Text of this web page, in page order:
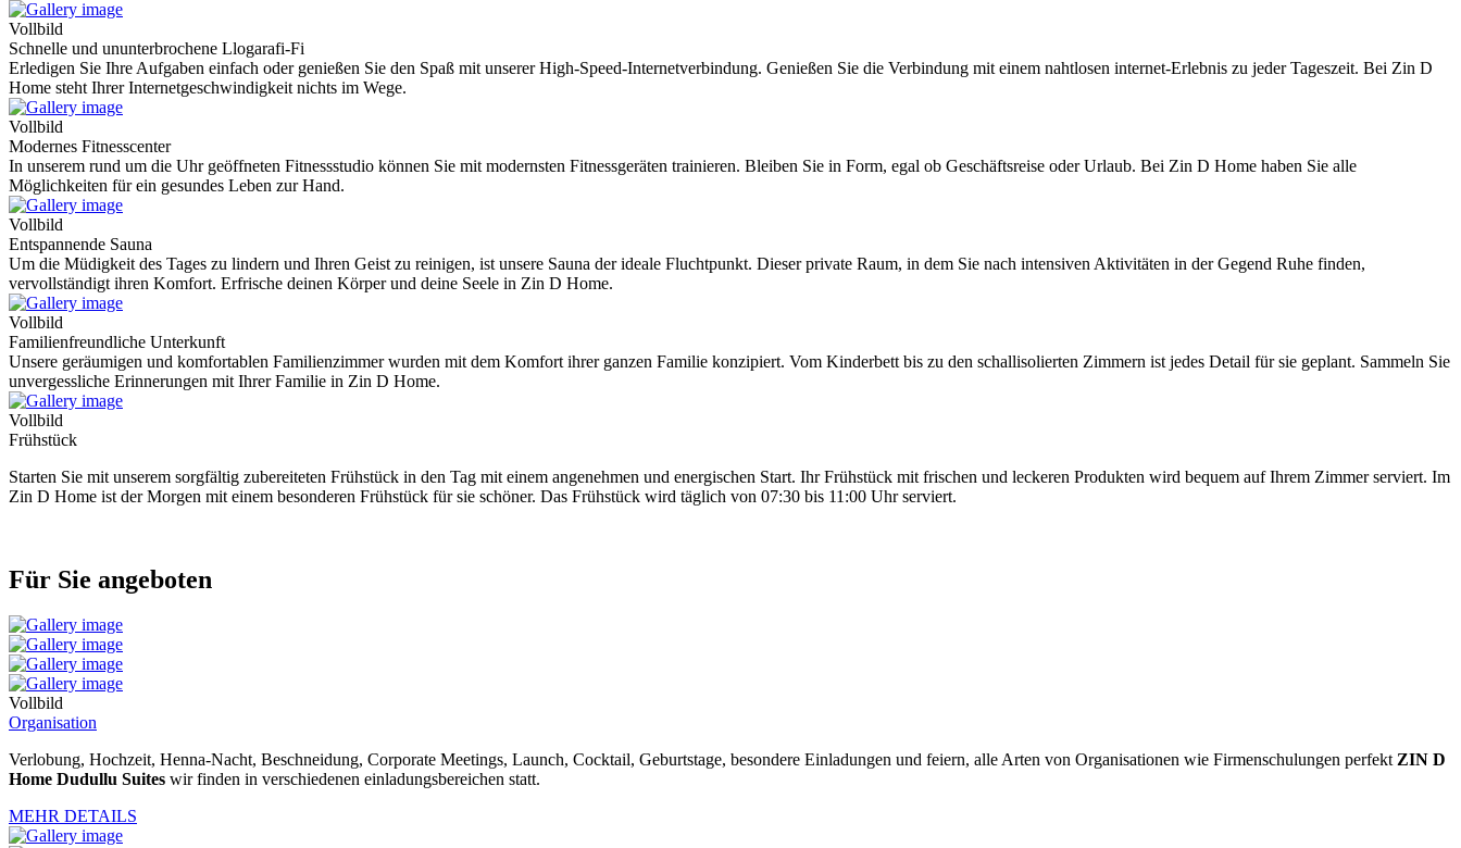
Vollbild
Schnelle und ununterbrochene Llogarafi-Fi
Erledigen Sie Ihre Aufgaben einfach oder genießen Sie den Spaß mit unserer High-Speed-Internetverbindung. Genießen Sie die Verbindung mit einem nahtlosen internet-Erlebnis zu jeder Tageszeit. Bei Zin D
Home steht Ihrer Internetgeschwindigkeit nichts im Wege.
Vollbild
Modernes Fitnesscenter
In unserem rund um die Uhr geöffneten Fitnessstudio können Sie mit modernsten Fitnessgeräten trainieren. Bleiben Sie in Form, egal ob Geschäftsreise oder Urlaub. Bei Zin D Home haben Sie alle
Möglichkeiten für ein gesundes Leben zur Hand.
Vollbild
Entspannende Sauna
Um die Müdigkeit des Tages zu lindern und Ihren Geist zu reinigen, ist unsere Sauna der ideale Fluchtpunkt. Dieser private Raum, in dem Sie nach intensiven Aktivitäten in der Gegend Ruhe finden,
vervollständigt ihren Komfort. Erfrische deinen Körper und deine Seele in Zin D Home.
Vollbild
Familienfreundliche Unterkunft
Unsere geräumigen und komfortablen Familienzimmer wurden mit dem Komfort ihrer ganzen Familie konzipiert. Vom Kinderbett bis zu den schallisolierten Zimmern ist jedes Detail für sie geplant. Sammeln Sie
unvergessliche Erinnerungen mit Ihrer Familie in Zin D Home.
Vollbild
Frühstück
Starten Sie mit unserem sorgfältig zubereiteten Frühstück in den Tag mit einem angenehmen und energischen Start. Ihr Frühstück mit frischen und leckeren Produkten wird bequem auf Ihrem Zimmer serviert. Im
Zin D Home ist der Morgen mit einem besonderen Frühstück für sie schöner. Das Frühstück wird täglich von 07:30 bis 11:00 Uhr serviert.
Für Sie angeboten
Vollbild
Organisation
Verlobung, Hochzeit, Henna-Nacht, Beschneidung, Corporate Meetings, Launch, Cocktail, Geburtstage, besondere Einladungen und feiern, alle Arten von Organisationen wie Firmenschulungen perfektZIN D
Home Dudullu Suites wir finden in verschiedenen einladungsbereichen statt.
MEHR DETAILS